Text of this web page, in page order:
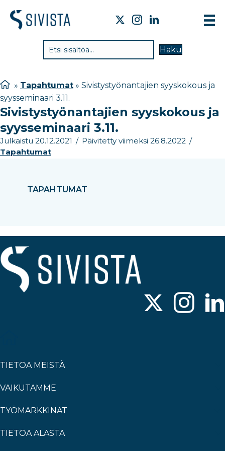
Haku
TAPAHTUMAT
» Tapahtumat » Sivistystyönantajien syyskokous ja
syysseminaari 3.11.
Sivistystyönantajien syyskokous ja
syysseminaari 3.11.
Julkaistu 20.12.2021 / Päivitetty viimeksi 26.8.2022 /
Tapahtumat
TIETOA MEISTÄ
VAIKUTAMME
TYÖMARKKINAT
TIETOA ALASTA